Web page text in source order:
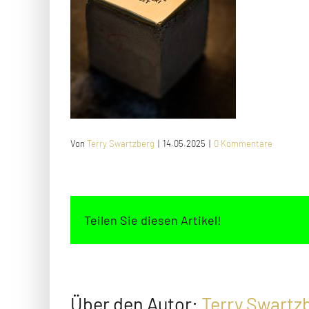
Von Terry Swartzberg | 14.05.2025 | 0 Kommentare
Teilen Sie diesen Artikel!
Über den Autor: Terry